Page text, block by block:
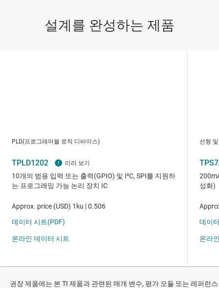
권장 제품에는 본 TI 제품과 관련된 매개 변수, 평가 모듈 또는 레퍼런스